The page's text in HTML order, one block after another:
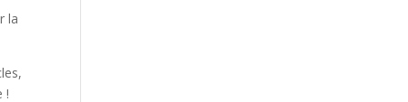
la
!